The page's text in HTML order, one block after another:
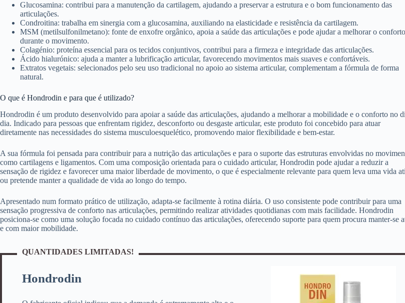
Glucosamina: contribui para a manutenção da cartilagem, ajudando a preservar a estrutura e o bom funcionamento das
articulações.
Condroitina: trabalha em sinergia com a glucosamina, auxiliando na elasticidade e resistência da cartilagem.
MSM (metilsulfonilmetano): fonte de enxofre orgânico, apoia a saúde das articulações e pode ajudar a melhorar o conforto
durante o movimento.
Colagénio: proteína essencial para os tecidos conjuntivos, contribui para a firmeza e integridade das articulações.
Ácido hialurónico: ajuda a manter a lubrificação articular, favorecendo movimentos mais suaves e confortáveis.
Extratos vegetais: selecionados pelo seu uso tradicional no apoio ao sistema articular, complementam a fórmula de forma
natural.
O que é Hondrodin e para que é utilizado?
Hondrodin é um produto desenvolvido para apoiar a saúde das articulações, ajudando a melhorar a mobilidade e o conforto no
dia. Indicado para pessoas que enfrentam rigidez, desconforto ou desgaste articular, este produto foi concebido para atuar
diretamente nas necessidades do sistema musculoesquelético, promovendo maior flexibilidade e bem-estar.
A sua fórmula foi pensada para contribuir para a nutrição das articulações e para o suporte das estruturas envolvidas no
como cartilagens e ligamentos. Com uma composição orientada para o cuidado articular, Hondrodin pode ajudar a reduzir a
sensação de rigidez e favorecer uma maior liberdade de movimento, o que é especialmente relevante para quem leva uma vida
ou pretende manter a qualidade de vida ao longo do tempo.
Apresentado num formato prático de utilização, adapta-se facilmente à rotina diária. O uso consistente pode contribuir para uma
sensação progressiva de conforto nas articulações, permitindo realizar atividades quotidianas com mais facilidade. Hondrodin
posiciona-se como uma solução focada no cuidado contínuo das articulações, oferecendo suporte para quem procura manter-se
e com maior mobilidade.
QUANTIDADES LIMITADAS!
Hondrodin